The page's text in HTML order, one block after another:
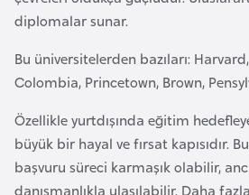
diplomalar sunar.
Bu üniversitelerden bazıları:
Colombia, Princetown, Brown,
Özellikle yurtdışında eğitim
büyük bir hayal ve fırsat kapısıdır.
başvuru süreci karmaşık olabilir,
danışmanlıkla ulaşılabilir. Daha
t
i
C
a
y